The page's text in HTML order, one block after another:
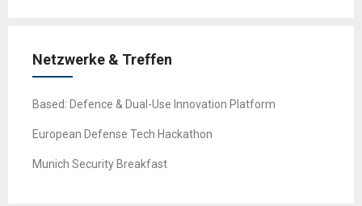
Netzwerke & Treffen
Based: Defence & Dual-Use Innovation Platform
European Defense Tech Hackathon
Munich Security Breakfast